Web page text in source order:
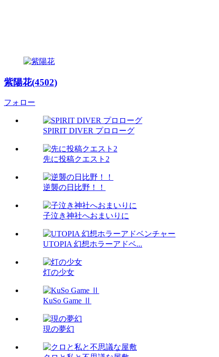
紫陽花(4502)
フォロー
SPIRIT DIVER プロローグ
先に投稿クエスト2
逆襲の日比野！！
子泣き神社へおまいりに
UTOPIA 幻想ホラーアドベ...
灯の少女
KuSo Game Ⅱ
現の夢幻